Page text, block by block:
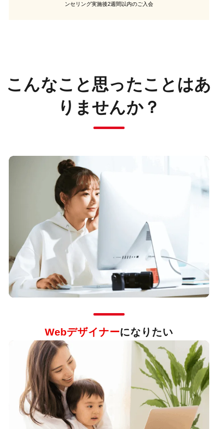
ンセリング実施後2週間以内のご入会
こんなこと思ったことはあ
りませんか？
Webデザイナーになりたい